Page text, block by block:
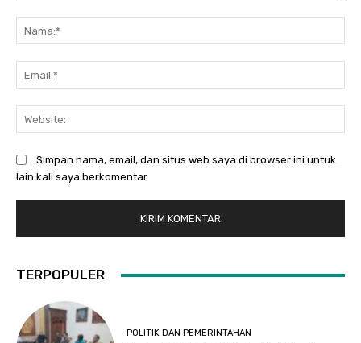
Simpan nama, email, dan situs web saya di browser ini untuk
lain kali saya berkomentar.
TERPOPULER
POLITIK DAN PEMERINTAHAN